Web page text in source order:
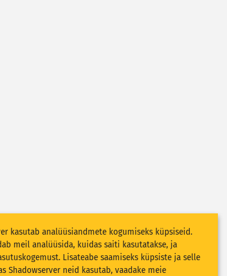
kasutab analüüsiandmete kogumiseks küpsiseid.
meil analüüsida, kuidas saiti kasutatakse, ja
Lisateabe saamiseks küpsiste ja selle
Shadowserver neid kasutab, vaadake meie